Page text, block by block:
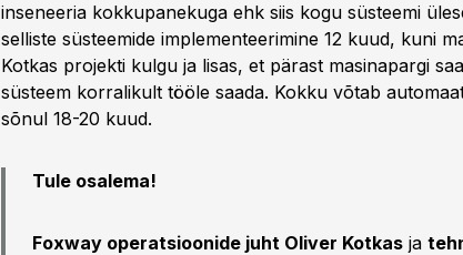
inseneeria kokkupanekuga ehk siis kogu süsteemi
selliste süsteemide implementeerimine 12 kuud, kuni
Kotkas projekti kulgu ja lisas, et pärast masinapargi
süsteem korralikult tööle saada. Kokku võtab
sõnul 18-20 kuud.
Tule osalema!
Foxway operatsioonide juht Oliver Kotkas ja